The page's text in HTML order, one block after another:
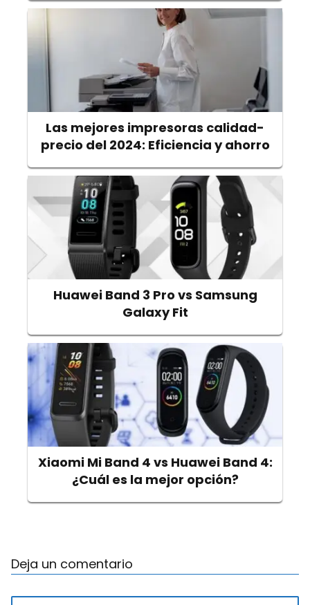
Las mejores impresoras calidad-
precio del 2024: Eficiencia y ahorro
Huawei Band 3 Pro vs Samsung
Galaxy Fit
Xiaomi Mi Band 4 vs Huawei Band 4:
¿Cuál es la mejor opción?
Deja un comentario